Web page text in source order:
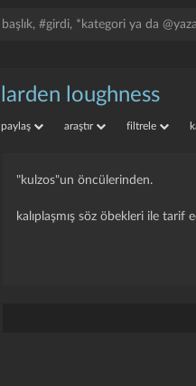
larden loughness
paylaş araştır filtrele
"kulzos"un öncülerinden.
kalıplaşmış söz öbekleri ile tarif